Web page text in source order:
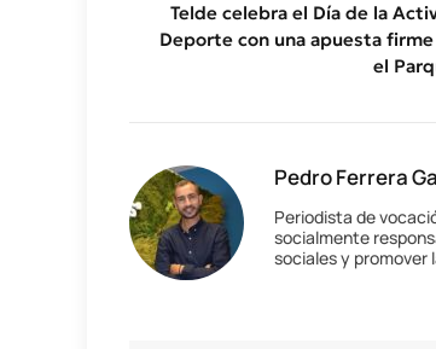
Telde celebra el Día de la
Deporte con una apuesta
el
Pedro Ferrera
Periodista de
socialmente
sociales y promover